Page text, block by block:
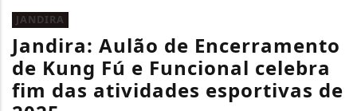
EM ALTA
JANDIRA
Jandira: Aulão de Encerramento
de Kung Fú e Funcional celebra
fim das atividades esportivas de